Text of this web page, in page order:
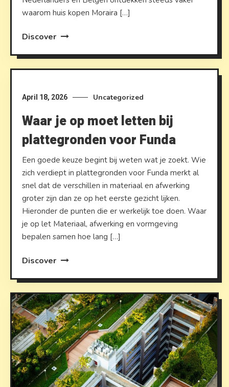
waarom huis kopen Moraira […]
Discover
April 18, 2026 Uncategorized
Waar je op moet letten bij
plattegronden voor Funda
Een goede keuze begint bij weten wat je zoekt. Wie
zich verdiept in plattegronden voor Funda merkt al
snel dat de verschillen in materiaal en afwerking
groter zijn dan ze op het eerste gezicht lijken.
Hieronder de punten die er werkelijk toe doen. Waar
je op let Materiaal, afwerking en vormgeving
bepalen samen hoe lang […]
Discover